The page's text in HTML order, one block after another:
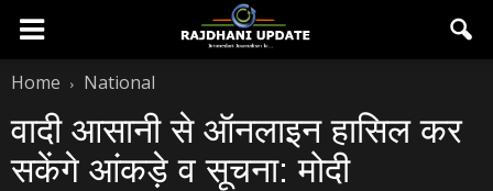
Home National
वादी आसानी से ऑनलाइन हासिल कर
सकेंगे आंकड़े व सूचना: मोदी